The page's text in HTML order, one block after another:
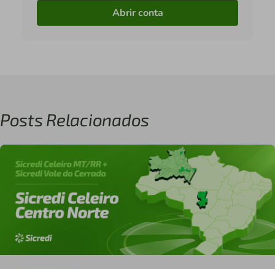
Abrir conta
Posts Relacionados